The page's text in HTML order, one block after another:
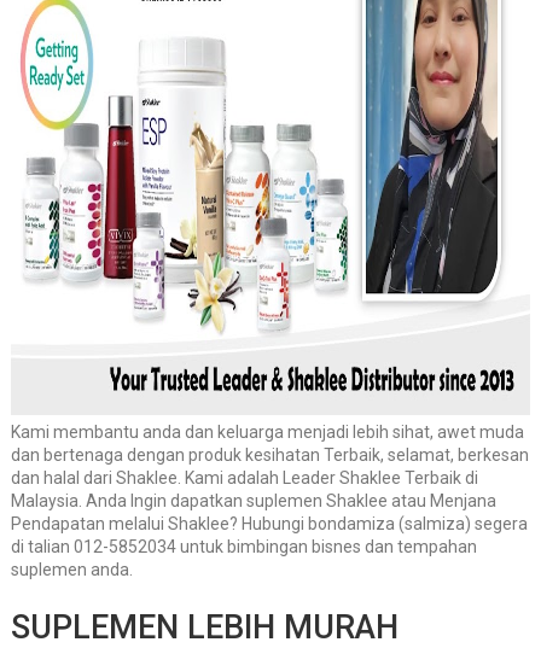
Kami membantu anda dan keluarga menjadi lebih sihat, awet muda
dan bertenaga dengan produk kesihatan Terbaik, selamat, berkesan
dan halal dari Shaklee. Kami adalah Leader Shaklee Terbaik di
Malaysia. Anda Ingin dapatkan suplemen Shaklee atau Menjana
Pendapatan melalui Shaklee? Hubungi bondamiza (salmiza) segera
di talian 012-5852034 untuk bimbingan bisnes dan tempahan
suplemen anda.
SUPLEMEN LEBIH MURAH